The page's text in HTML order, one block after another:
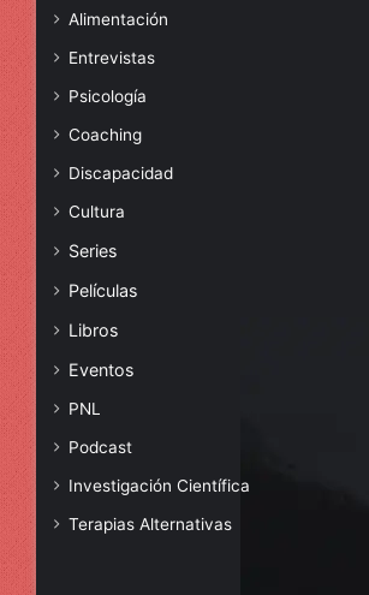
Alimentación
Entrevistas
Psicología
Coaching
Discapacidad
Cultura
Series
Películas
Libros
Eventos
PNL
Podcast
Investigación Científica
Terapias Alternativas